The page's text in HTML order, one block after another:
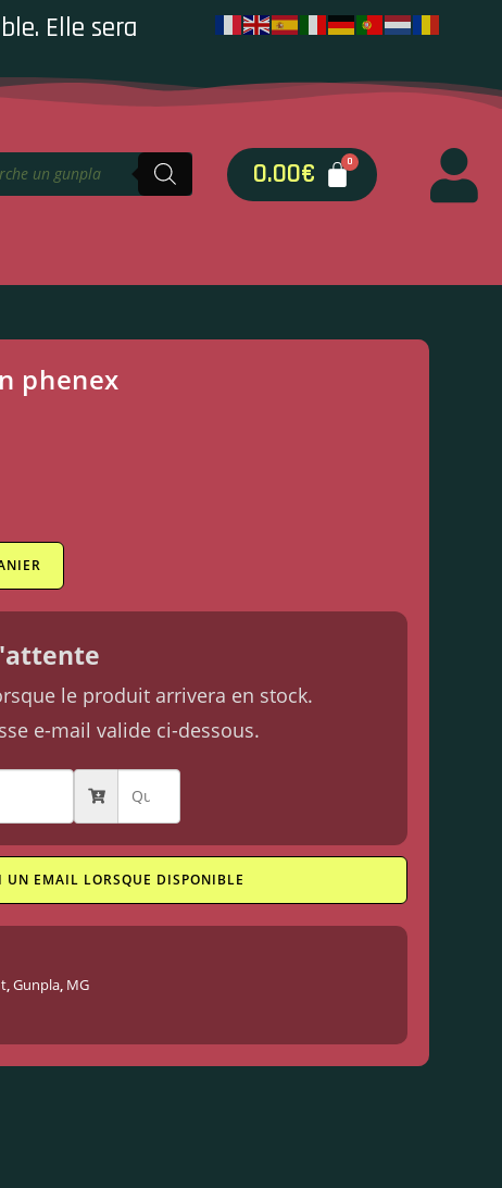
Elle sera
0.00€
phenex
le produit arrivera en stock.
e-mail valide ci-dessous.
UN EMAIL LORSQUE DISPONIBLE
, Gunpla, MG